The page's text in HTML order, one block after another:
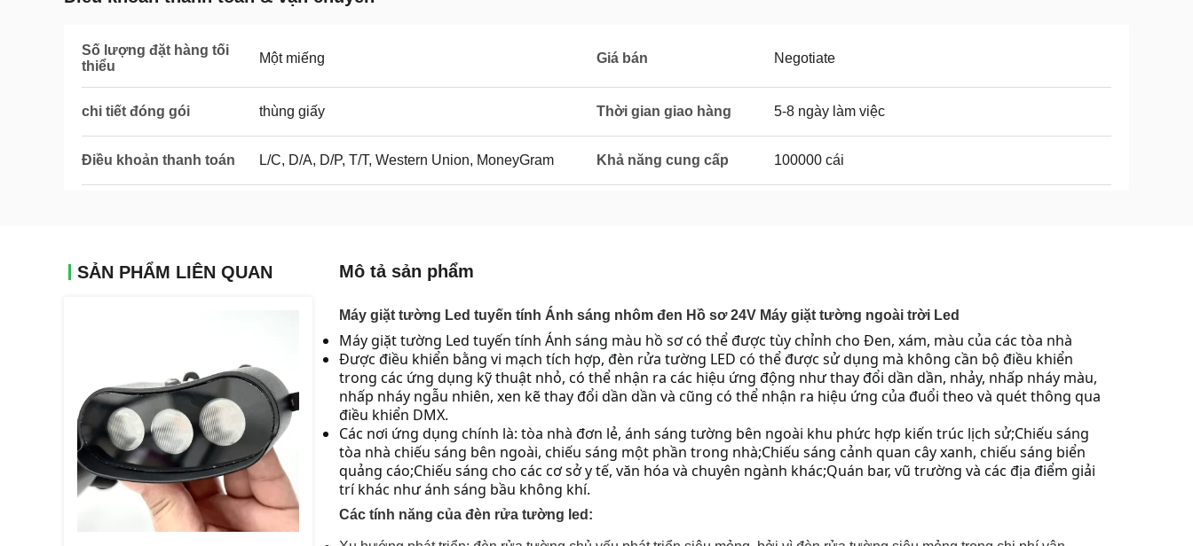
Số lượng đặt hàng tối
thiểu
Một miếng Giá bán Negotiate
chi tiết đóng gói thùng giấy Thời gian giao hàng 5-8 ngày làm việc
Điều khoản thanh toán L/C, D/A, D/P, T/T, Western Union, MoneyGram Khả năng cung cấp 100000 cái
SẢN PHẨM LIÊN QUAN Mô tả sản phẩm
Máy giặt tường Led tuyến tính Ánh sáng nhôm đen Hồ sơ 24V Máy giặt tường ngoài trời Led
Máy giặt tường Led tuyến tính Ánh sáng màu hồ sơ có thể được tùy chỉnh cho Đen, xám, màu của các tòa nhà
Được điều khiển bằng vi mạch tích hợp, đèn rửa tường LED có thể được sử dụng mà không cần bộ điều khiển
trong các ứng dụng kỹ thuật nhỏ, có thể nhận ra các hiệu ứng động như thay đổi dần dần, nhảy, nhấp nháy màu,
nhấp nháy ngẫu nhiên, xen kẽ thay đổi dần dần và cũng có thể nhận ra hiệu ứng của đuổi theo và quét thông qua
điều khiển DMX.
Các nơi ứng dụng chính là: tòa nhà đơn lẻ, ánh sáng tường bên ngoài khu phức hợp kiến ​​trúc lịch sử;Chiếu sáng
tòa nhà chiếu sáng bên ngoài, chiếu sáng một phần trong nhà;Chiếu sáng cảnh quan cây xanh, chiếu sáng biển
quảng cáo;Chiếu sáng cho các cơ sở y tế, văn hóa và chuyên ngành khác;Quán bar, vũ trường và các địa điểm giải
trí khác như ánh sáng bầu không khí.
Các tính năng của đèn rửa tường led: